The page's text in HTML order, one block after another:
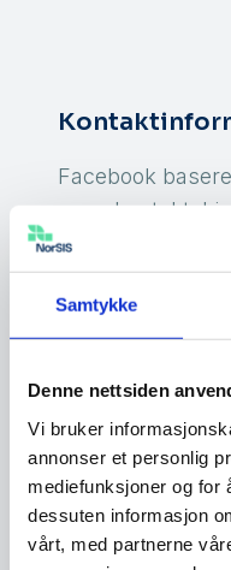
Samtykke
Denne nettsiden
Vi bruker
annonser et personlig
mediefunksjoner og for
dessuten informasjon
vårt, med partnerne
Facebook
egne
spesifikke
kontakte
telefon.
Sletteside
Andre